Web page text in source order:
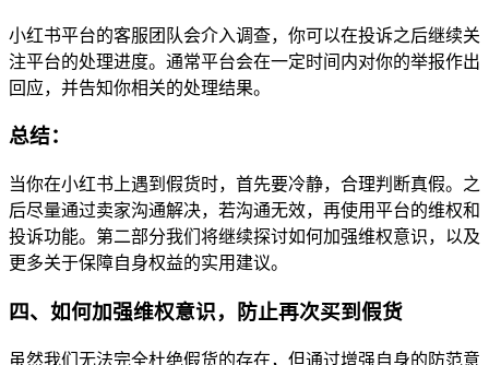
小红书平台的客服团队会介入调查，你可以在投诉之后继续关
注平台的处理进度。通常平台会在一定时间内对你的举报作出
回应，并告知你相关的处理结果。
总结：
当你在小红书上遇到假货时，首先要冷静，合理判断真假。之
后尽量通过卖家沟通解决，若沟通无效，再使用平台的维权和
投诉功能。第二部分我们将继续探讨如何加强维权意识，以及
更多关于保障自身权益的实用建议。
四、如何加强维权意识，防止再次买到假货
虽然我们无法完全杜绝假货的存在，但通过增强自身的防范意